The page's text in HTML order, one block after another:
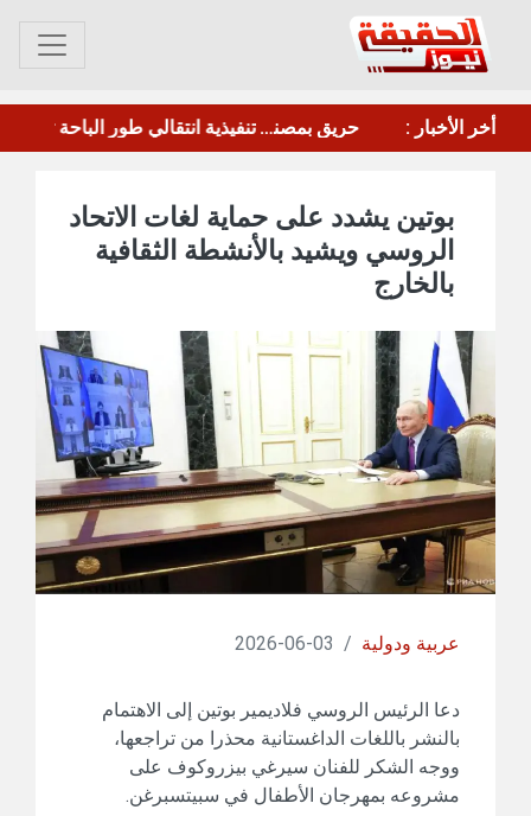
أخر الأخبار :
فرانشيسكا ألبانيز: الإبادة والفصل العنصري "مشروع دولة" في إسرائيل مصرع 16 عاملا بنغاليا في حريق بمصنع للأرائك بالرياض
بوتين يشدد على حماية لغات الاتحاد
الروسي ويشيد بالأنشطة الثقافية
بالخارج
عربية ودولية /
03-06-2026
دعا الرئيس الروسي فلاديمير بوتين إلى الاهتمام
بالنشر باللغات الداغستانية محذرا من تراجعها،
ووجه الشكر للفنان سيرغي بيزروكوف على
مشروعه بمهرجان الأطفال في سبيتسبرغن.